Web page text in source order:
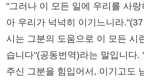
"그러나 이 모든 일에 우리를 사
아 우리가 넉넉히 이기느니라
시는 그분의 도움으로 이 모든 시
습니다"(공동번역)라는 말입니다.
주신 그분을 힘입어서, 이기고도